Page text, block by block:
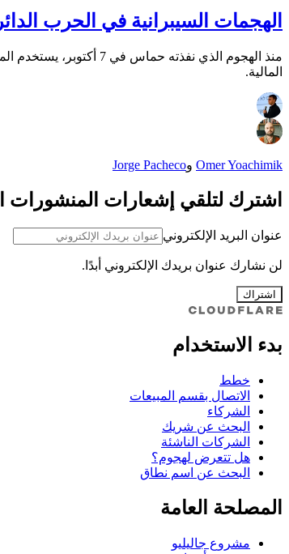
الهجمات السيبرانية في الحرب
منذ الهجوم الذي
المالية.
Omer Yoachimik وJorge Pacheco
اشترك لتلقي إشعارات المنشورات
عنوان البريد الإلكتروني
لن نشارك عنوان بريدك الإلكتروني أبدًا.
اشتراك
بدء الاستخدام
خطط
الاتصال بقسم المبيعات
الشركاء
البحث عن شريك
الشركات الناشئة
هل تتعرض لهجوم؟
البحث عن اسم نطاق
المصلحة العامة
مشروع جاليليو